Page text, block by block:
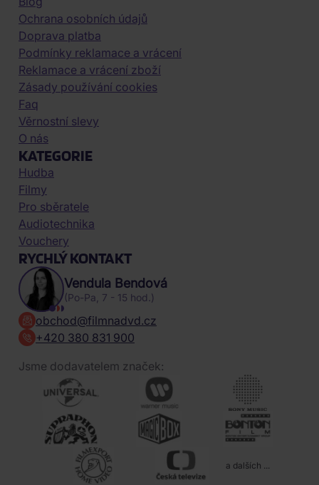
Ochrana osobních údajů
Doprava platba
Podmínky reklamace a vrácení
Reklamace a vrácení zboží
Zásady používání cookies
Faq
Věrnostní slevy
O nás
KATEGORIE
Hudba
Filmy
Pro sběratele
Audiotechnika
Vouchery
RYCHLÝ KONTAKT
Vendula Bendová
(Po-Pa, 7 - 15 hod.)
obchod@filmnadvd.cz
+420 380 831 900
Jsme dodavatelem značek:
a dalších ...